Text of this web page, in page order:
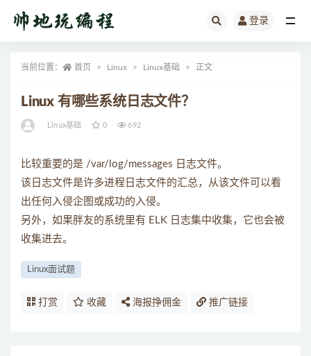
登录
当前位置： 首页 Linux Linux基础 正文
Linux 有哪些系统日志文件？
Linux基础 0 692
比较重要的是 /var/log/messages 日志文件。
该日志文件是许多进程日志文件的汇总，从该文件可以看
出任何入侵企图或成功的入侵。
另外，如果胖友的系统里有 ELK 日志集中收集，它也会被
收集进去。
Linux面试题
打赏 收藏 海报挣佣金 推广链接